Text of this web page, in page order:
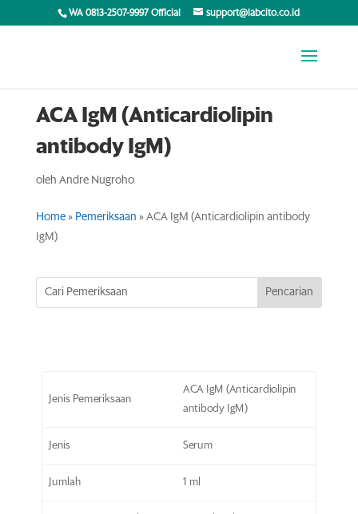
WA 0813-2507-9997 Official support@labcito.co.id
ACA IgM (Anticardiolipin
antibody IgM)
oleh Andre Nugroho
Home» Pemeriksaan » ACA IgM (Anticardiolipin antibody
IgM)
Jenis Pemeriksaan
ACA IgM (Anticardiolipin
antibody IgM)
Jenis Serum
Jumlah 1 ml